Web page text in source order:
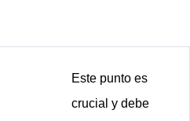
Este punto es
crucial y debe